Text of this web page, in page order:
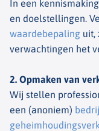
In een
en doelstellingen.
waardebepaling uit,
verwachtingen het
2. Opmaken van
Wij stellen
een (anoniem)